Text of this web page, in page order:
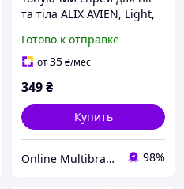
та тіла ALIX AVIEN, Light,
Готово к отправке
от35₴/мес
349₴
Купить
Online Multibrand Store 98%